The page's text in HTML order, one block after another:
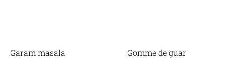
Garam masala Gomme de guar